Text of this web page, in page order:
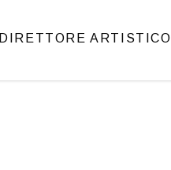
DIRETTORE ARTISTICO